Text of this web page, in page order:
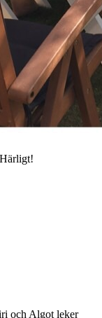
och Algot leker